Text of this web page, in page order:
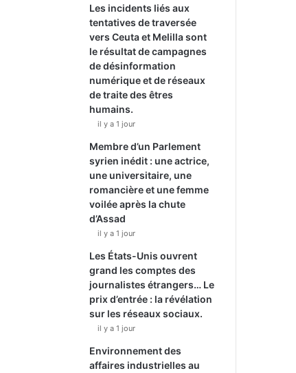
Les incidents liés aux
tentatives de traversée
vers Ceuta et Melilla sont
le résultat de campagnes
de désinformation
numérique et de réseaux
de traite des êtres
humains.
il y a 1 jour
Membre d’un Parlement
syrien inédit : une actrice,
une universitaire, une
romancière et une femme
voilée après la chute
d’Assad
il y a 1 jour
Les États-Unis ouvrent
grand les comptes des
journalistes étrangers… Le
prix d’entrée : la révélation
sur les réseaux sociaux.
il y a 1 jour
Environnement des
affaires industrielles au